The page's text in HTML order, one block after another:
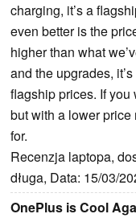
charging, it’s a
even better is the
higher than what
and the upgrades,
flagship prices. If
but with a lower price
for.
Recenzja laptopa,
długa, Data: 15/03/
OnePlus is Cool